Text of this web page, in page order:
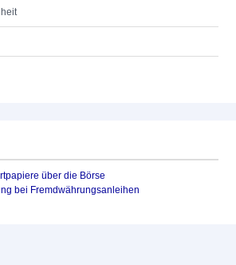
über die Börse
bei Fremdwährungsanleihen